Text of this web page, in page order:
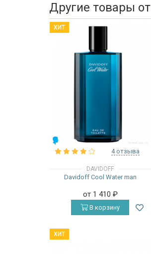
Другие товары от
ХИТ
МУЖСКИЕ
4 отзыва
DAVIDOFF
Davidoff Cool Water man
от 1 410 ₽
В корзину
ХИТ